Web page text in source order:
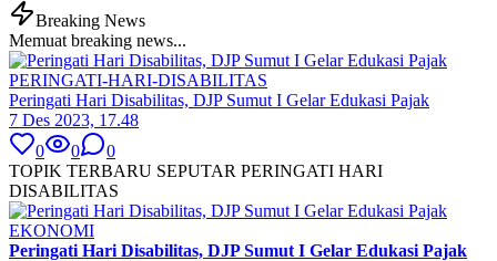
Breaking News
Memuat breaking news...
PERINGATI-HARI-DISABILITAS
Peringati Hari Disabilitas, DJP Sumut I Gelar Edukasi Pajak
7 Des 2023, 17.48
0
0
0
TOPIK TERBARU SEPUTAR PERINGATI HARI
DISABILITAS
EKONOMI
Peringati Hari Disabilitas, DJP Sumut I Gelar Edukasi Pajak